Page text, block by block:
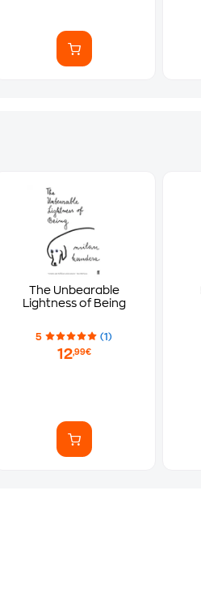
The Unbearable
Lightness of Being
5 (1)
12,99€